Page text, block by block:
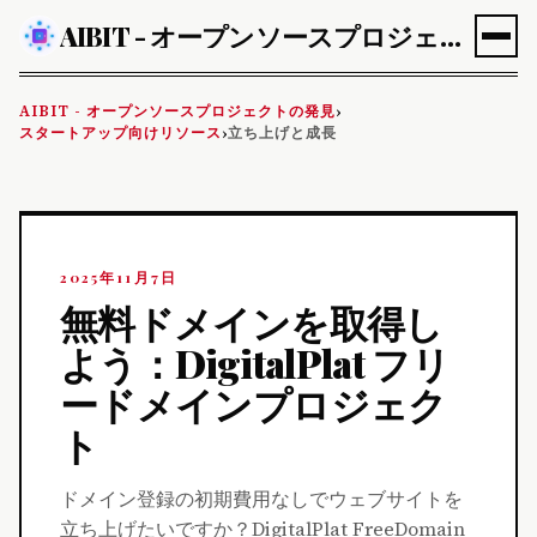
AIBIT - オープンソースプロジェクトの発見
AIBIT - オープンソースプロジェクトの発見›
スタートアップ向けリソース›立ち上げと成長
2025年11月7日
無料ドメインを取得し
よう：DigitalPlat フリ
ードメインプロジェク
ト
ドメイン登録の初期費用なしでウェブサイトを
立ち上げたいですか？DigitalPlat FreeDomain